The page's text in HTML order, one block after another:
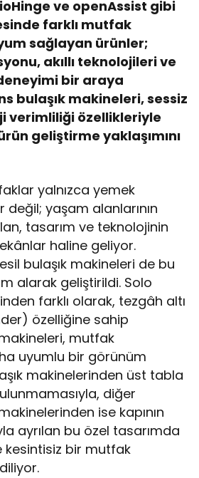
ve openAssist gibi
farklı mutfak
sağlayan ürünler;
akıllı teknolojileri ve
bir araya
bulaşık makineleri, sessiz
verimliliği özellikleriyle
geliştirme yaklaşımını
yalnızca yemek
değil; yaşam alanlarının
tasarım ve teknolojinin
haline geliyor.
bulaşık makineleri de bu
alarak geliştirildi. Solo
farklı olarak, tezgâh altı
özelliğine sahip
mutfak
uyumlu bir görünüm
makinelerinden üst tabla
diğer
ise kapının
ayrılan bu özel tasarımda
bir mutfak